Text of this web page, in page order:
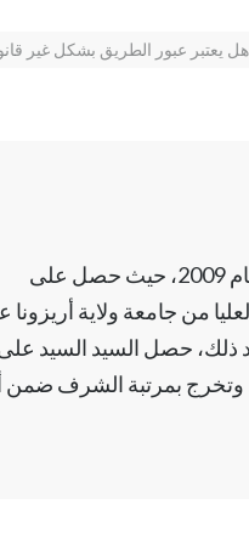
هل يعتبر عبور الطريق بشكل غير
زايد السيد تخرج بمرتبة الشرف من جامعة ولاية أريزونا عام 2009، حيث حصل على
من جامعة ولاية أريزونا
ذلك، حصل السيد السيد
وتخرج بمرتبة الشرف ضمن